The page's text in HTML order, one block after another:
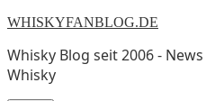
WHISKYFANBLOG.DE
Whisky Blog seit 2006 -
Whisky